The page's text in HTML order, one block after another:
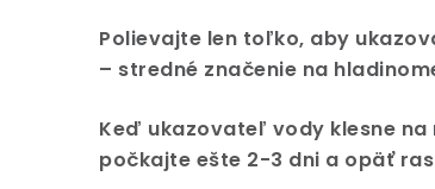
Polievajte len toľko, aby
– stredné značenie na
Keď ukazovateľ vody klesne na
počkajte ešte 2-3 dni a opäť